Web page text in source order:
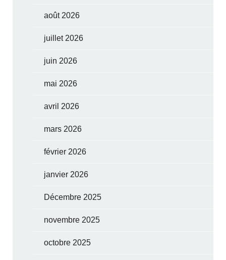
août 2026
juillet 2026
juin 2026
mai 2026
avril 2026
mars 2026
février 2026
janvier 2026
Décembre 2025
novembre 2025
octobre 2025